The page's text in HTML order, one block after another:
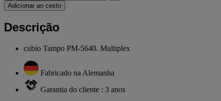
Adicionar ao cesto
Descrição
cubio Tampo PM-5640. Multiplex
Fabricado na Alemanha
Garantia do cliente : 3 anos